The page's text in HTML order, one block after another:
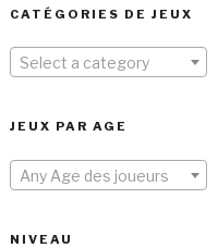
CATÉGORIES DE JEUX
Select a category
JEUX PAR AGE
Any Age des joueurs
NIVEAU